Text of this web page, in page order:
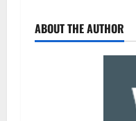
ABOUT THE AUTHOR